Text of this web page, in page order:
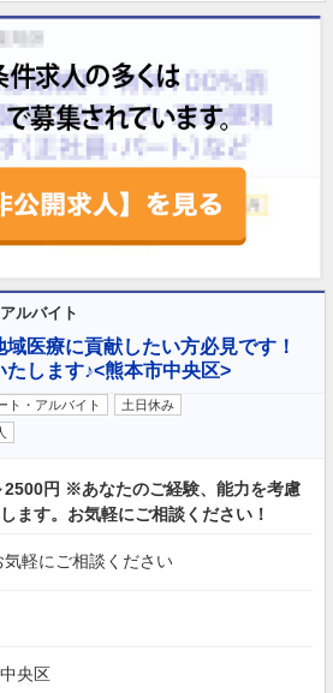
ルバイト
医療に貢献したい方必見です！
します♪<熊本市中央区>
ト・アルバイト
土日休み
2500円 ※あなたのご経験、能力を考慮
ます。お気軽にご相談ください！
軽にご相談ください
央区